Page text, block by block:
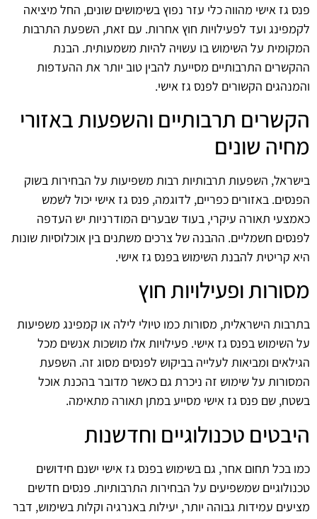
פנס גז אישי מהווה כלי עזר נפוץ בשימושים שונים, החל מיציאה
לקמפינג ועד לפעילויות חוץ אחרות. עם זאת, השפעת התרבות
המקומית על השימוש בו עשויה להיות משמעותית. הבנת
ההקשרים התרבותיים מסייעת להבין טוב יותר את ההעדפות
והמנהגים הקשורים לפנס גז אישי.
הקשרים תרבותיים והשפעות באזורי
מחיה שונים
בישראל, השפעות תרבותיות רבות משפיעות על הבחירות בשוק
הפנסים. באזורים כפריים, לדוגמה, פנס גז אישי יכול לשמש
כאמצעי תאורה עיקרי, בעוד שבערים המודרניות יש העדפה
לפנסים חשמליים. ההבנה של צרכים משתנים בין אוכלוסיות שונות
היא קריטית להבנת השימוש בפנס גז אישי.
מסורות ופעילויות חוץ
בתרבות הישראלית, מסורות כמו טיולי לילה או קמפינג משפיעות
על השימוש בפנס גז אישי. פעילויות אלו מושכות אנשים מכל
הגילאים ומביאות לעלייה בביקוש לפנסים מסוג זה. השפעת
המסורות על שימוש זה ניכרת גם כאשר מדובר בהכנת אוכל
בשטח, שם פנס גז אישי מסייע במתן תאורה מתאימה.
היבטים טכנולוגיים וחדשנות
כמו בכל תחום אחר, גם בשימוש בפנס גז אישי ישנם חידושים
טכנולוגיים שמשפיעים על הבחירות התרבותיות. פנסים חדשים
מציעים עמידות גבוהה יותר, יעילות באנרגיה וקלות בשימוש, דבר